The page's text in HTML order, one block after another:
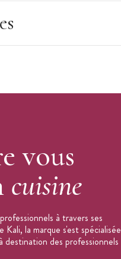
poussoir
70
vous
cuisine
à travers ses
la marque s'est spécialisée
destination des professionnels